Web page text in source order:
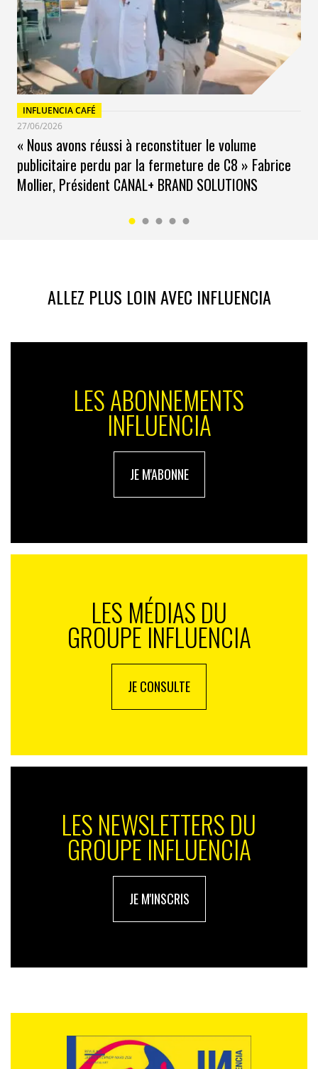
Reste que ce choix comporte un risque :s’éloigner des
préoccupations concrètes des consommateurs
—
prix, durabilité, usage quotidien — et ne laisser le récit
effacer la crédibilité technique, encore essentielle dans
la décision d’achat.
INFLUENCIA CAFÉ
27/06/2026
« Nous avons réussi à reconstituer le volume
publicitaire perdu par la fermeture de C8 » Fabrice
Mollier, Président CANAL+ BRAND SOLUTIONS
ALLEZ PLUS LOIN AVEC INFLUENCIA
LES ABONNEMENTS
INFLUENCIA
JE M'ABONNE
LES MÉDIAS DU
GROUPE INFLUENCIA
JE CONSULTE
LES NEWSLETTERS DU
GROUPE INFLUENCIA
JE M'INSCRIS